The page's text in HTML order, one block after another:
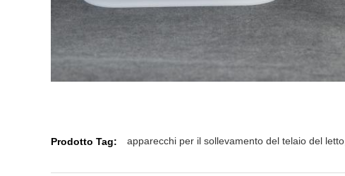
Prodotto Tag: apparecchi per il sollevamento del telaio del letto